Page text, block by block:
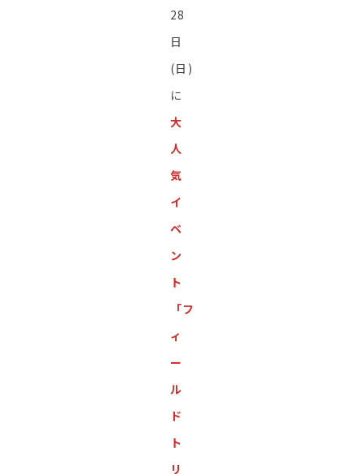
28
日
(日)
に
大
人
気
イ
ベ
ン
ト
「フ
ィ
ー
ル
ド
ト
リ